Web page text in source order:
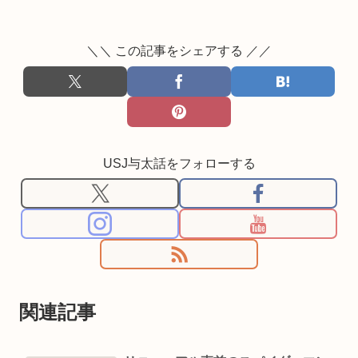
＼＼ この記事をシェアする ／／
USJ与太話をフォローする
関連記事